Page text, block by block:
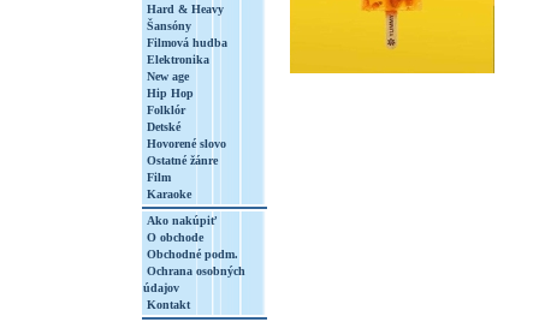
Hard & Heavy
Šansóny
Filmová hudba
Elektronika
New age
Hip Hop
Folklór
Detské
Hovorené slovo
Ostatné žánre
Film
Karaoke
Ako nakúpiť
O obchode
Obchodné podm.
Ochrana osobných
údajov
Kontakt